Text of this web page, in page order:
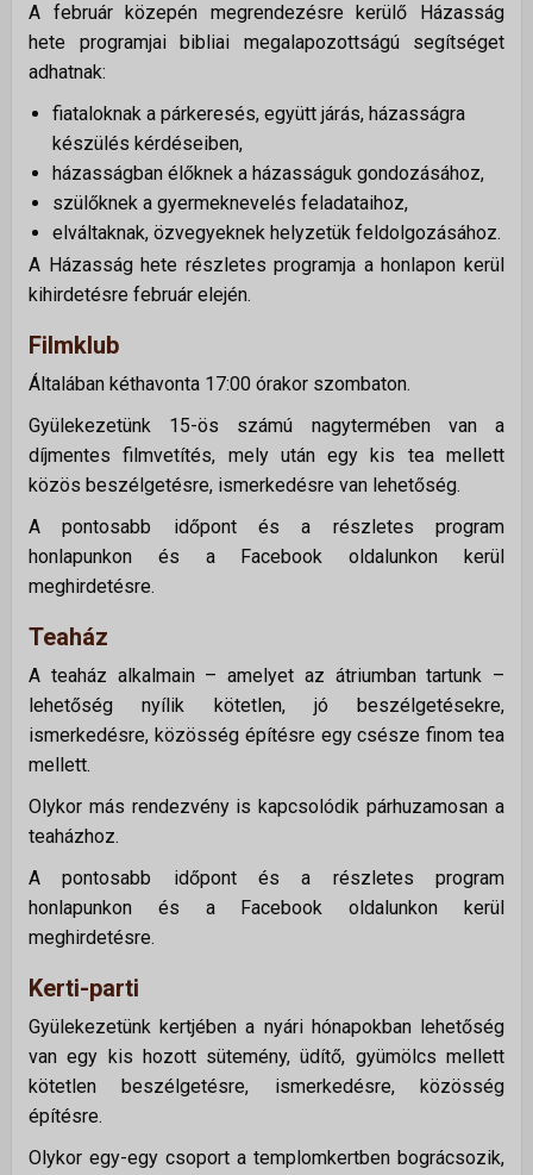
A február közepén megrendezésre kerülő Házasság
hete programjai bibliai megalapozottságú segítséget
adhatnak:
fiataloknak a párkeresés, együtt járás, házasságra
készülés kérdéseiben,
házasságban élőknek a házasságuk gondozásához,
szülőknek a gyermeknevelés feladataihoz,
elváltaknak, özvegyeknek helyzetük feldolgozásához.
A Házasság hete részletes programja a honlapon kerül
kihirdetésre február elején.
Filmklub
Általában kéthavonta 17:00 órakor szombaton.
Gyülekezetünk 15-ös számú nagytermében van a
díjmentes filmvetítés, mely után egy kis tea mellett
közös beszélgetésre, ismerkedésre van lehetőség.
A pontosabb időpont és a részletes program
honlapunkon és a Facebook oldalunkon kerül
meghirdetésre.
Teaház
A teaház alkalmain – amelyet az átriumban tartunk –
lehetőség nyílik kötetlen, jó beszélgetésekre,
ismerkedésre, közösség építésre egy csésze finom tea
mellett.
Olykor más rendezvény is kapcsolódik párhuzamosan a
teaházhoz.
A pontosabb időpont és a részletes program
honlapunkon és a Facebook oldalunkon kerül
meghirdetésre.
Kerti-parti
Gyülekezetünk kertjében a nyári hónapokban lehetőség
van egy kis hozott sütemény, üdítő, gyümölcs mellett
kötetlen beszélgetésre, ismerkedésre, közösség
építésre.
Olykor egy-egy csoport a templomkertben bográcsozik,